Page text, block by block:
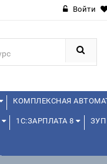
Войти
КОМПЛЕКСНАЯ
1С:ЗАРПЛАТА 8